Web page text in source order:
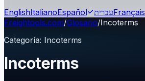
EnglishItalianoEspañol עבריתFrançais
Freightools.com/Glosario/Incoterms
Categoría: Incoterms
Incoterms